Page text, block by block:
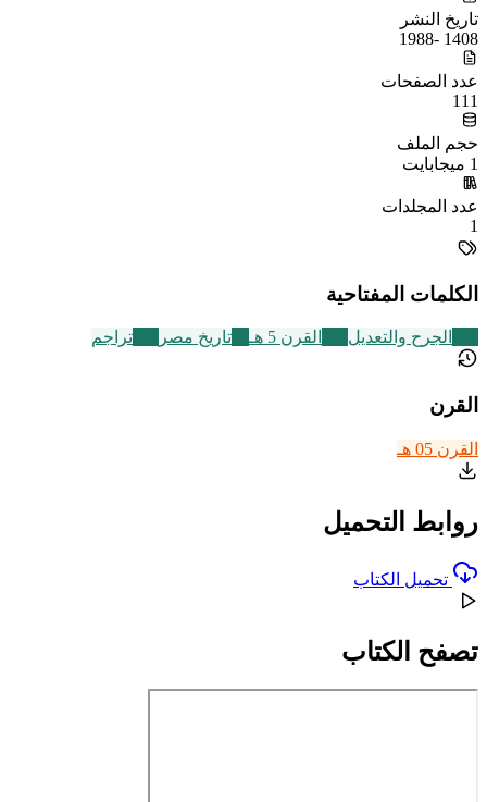
تاريخ النشر
1408 -1988
عدد الصفحات
111
حجم الملف
1 ميجابايت
عدد المجلدات
1
الكلمات المفتاحية
الجرح والتعديل القرن 5 هـ تاريخ مصر تراجم
القرن
القرن 05 هـ
روابط التحميل
تحميل الكتاب
تصفح الكتاب